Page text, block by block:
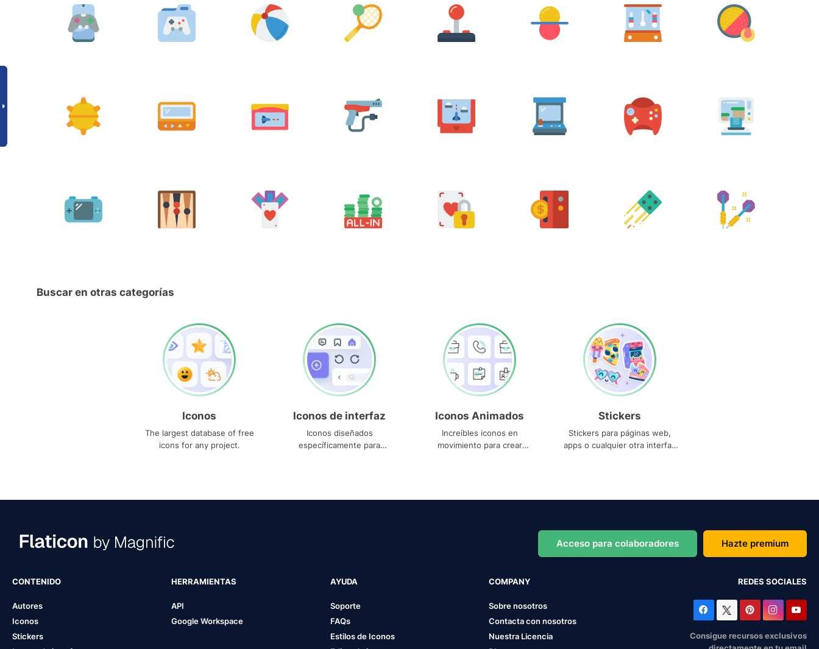
Buscar en otras categorías
Iconos
The largest database of free
icons for any project.
Iconos de interfaz
Iconos diseñados
específicamente para
Iconos Animados
Increíbles iconos en
movimiento para crear
Stickers
Stickers para páginas web,
apps o cualquier otra interfaz
Acceso para colaboradores Hazte premium
CONTENIDO
Autores
Iconos
Stickers
HERRAMIENTAS
API
Google Workspace
AYUDA
Soporte
FAQs
Estilos de Iconos
COMPANY
Sobre nosotros
Contacta con nosotros
Nuestra Licencia
REDES SOCIALES
Consigue recursos exclusivos